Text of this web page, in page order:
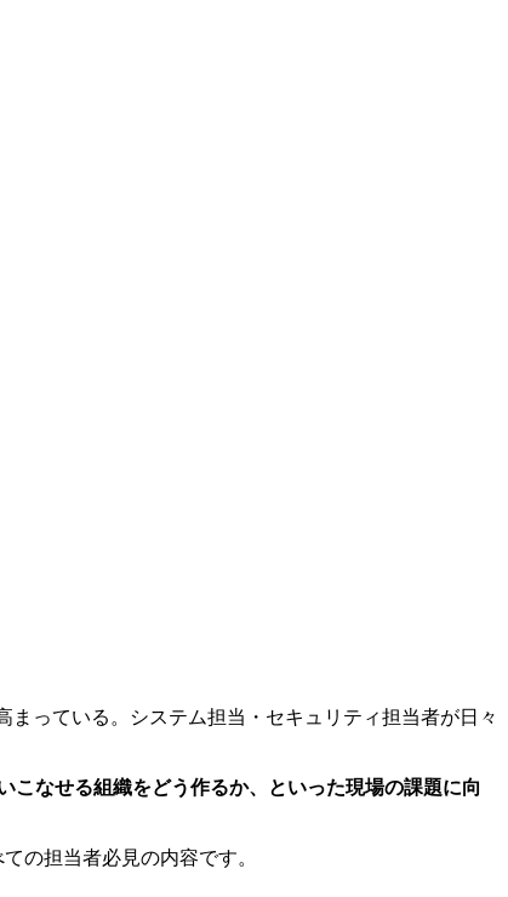
っている。システム担当・セキュリティ担当者が日々
なせる組織をどう作るか、といった現場の課題に向
の担当者必見の内容です。